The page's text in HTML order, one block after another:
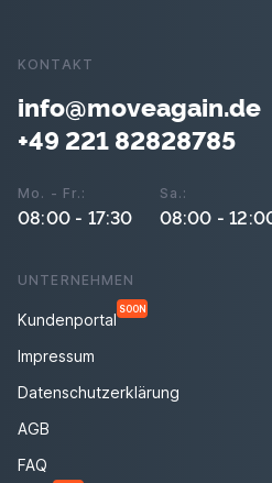
KONTAKT
info@moveagain.de
+49 221 82828785
Mo. - Fr.:
08:00 - 17:30
Sa.:
08:00 -
UNTERNEHMEN
Kundenportal
SOON
Impressum
Datenschutzerklärung
AGB
FAQ